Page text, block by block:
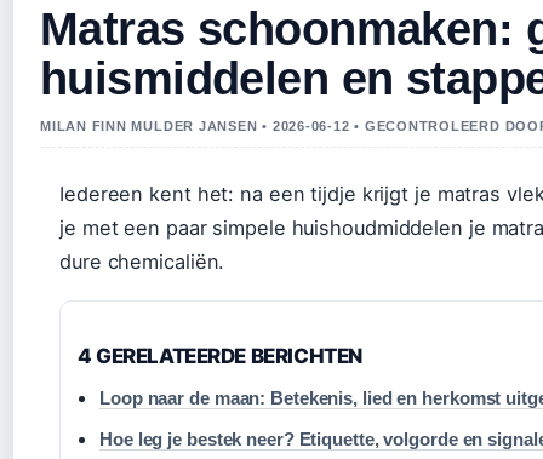
Matras schoonmaken:
huismiddelen en
MILAN FINN MULDER JANSEN • 2026-06-12 • GECONTROLEERD
Iedereen kent het: na een tijdje krijgt je matras
je met een paar simpele huishoudmiddelen je
dure chemicaliën.
4 GERELATEERDE BERICHTEN
Loop naar de maan: Betekenis, lied en herkomst
Hoe leg je bestek neer? Etiquette, volgorde en